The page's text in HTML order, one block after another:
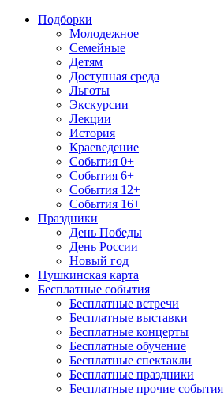
Подборки
Молодежное
Семейные
Детям
Доступная среда
Льготы
Экскурсии
Лекции
История
Краеведение
События 0+
События 6+
События 12+
События 16+
Праздники
День Победы
День России
Новый год
Пушкинская карта
Бесплатные события
Бесплатные встречи
Бесплатные выставки
Бесплатные концерты
Бесплатные обучение
Бесплатные спектакли
Бесплатные праздники
Бесплатные прочие события